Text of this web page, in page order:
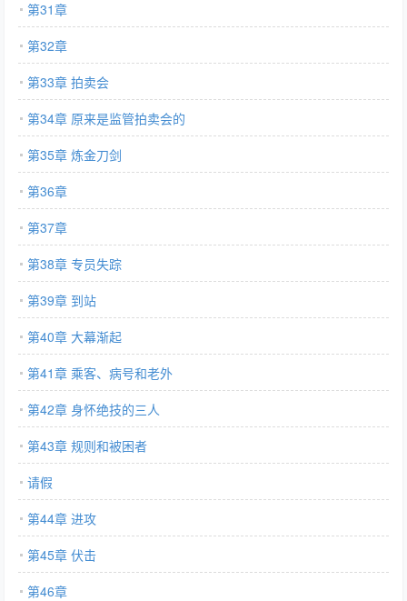
第31章
第32章
第33章 拍卖会
第34章 原来是监管拍卖会的
第35章 炼金刀剑
第36章
第37章
第38章 专员失踪
第39章 到站
第40章 大幕渐起
第41章 乘客、病号和老外
第42章 身怀绝技的三人
第43章 规则和被困者
请假
第44章 进攻
第45章 伏击
第46章